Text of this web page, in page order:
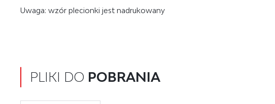
Uwaga: wzór plecionki jest nadrukowany
PLIKI DO POBRANIA